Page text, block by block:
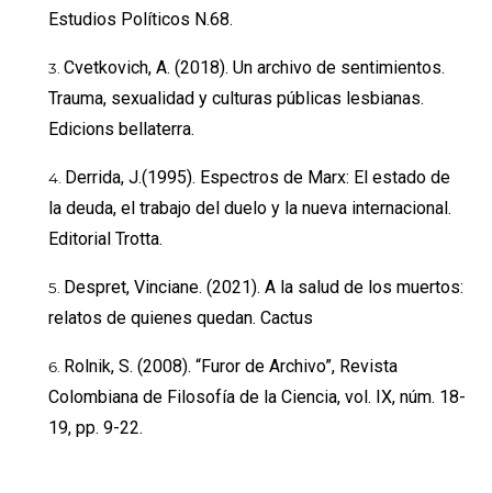
Estudios Políticos N.68.
Cvetkovich, A. (2018). Un archivo de sentimientos.
Trauma, sexualidad y culturas públicas lesbianas.
Edicions bellaterra.
Derrida, J.(1995). Espectros de Marx: El estado de
la deuda, el trabajo del duelo y la nueva internacional.
Editorial Trotta.
Despret, Vinciane. (2021). A la salud de los muertos:
relatos de quienes quedan. Cactus
Rolnik, S. (2008). “Furor de Archivo”, Revista
Colombiana de Filosofía de la Ciencia, vol. IX, núm. 18-
19, pp. 9-22.